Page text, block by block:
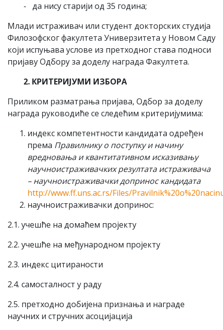
- да нису старији од 35 година;
Млади истраживач или студент докторских студија
Филозофског факултета Универзитета у Новом Саду
који испуњава услове из претходног става подноси
пријаву Одбору за доделу награда Факултета.
2. КРИТЕРИЈУМИ ИЗБОРА
Приликом разматрања пријава, Одбор за доделу
награда руководиће се следећим критеријумима:
индекс компетентности кандидата одређен
према Правилнику о поступку и начину
вредновања и квантитативном исказивању
научноистраживачких резултата истраживача
– научноистраживачки допринос кандидата
http://www.ff.uns.ac.rs/Files/
научноистраживачки допринос:
2.1. учешће на домаћем пројекту
2.2. учешће на међународном пројекту
2.3. индекс цитираности
2.4. самосталност у раду
2.5. претходно добијена признања и награде
научних и стручних асоцијација